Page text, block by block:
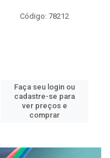
Código: 78212
Faça seu login ou
cadastre-se para
ver preços e
comprar